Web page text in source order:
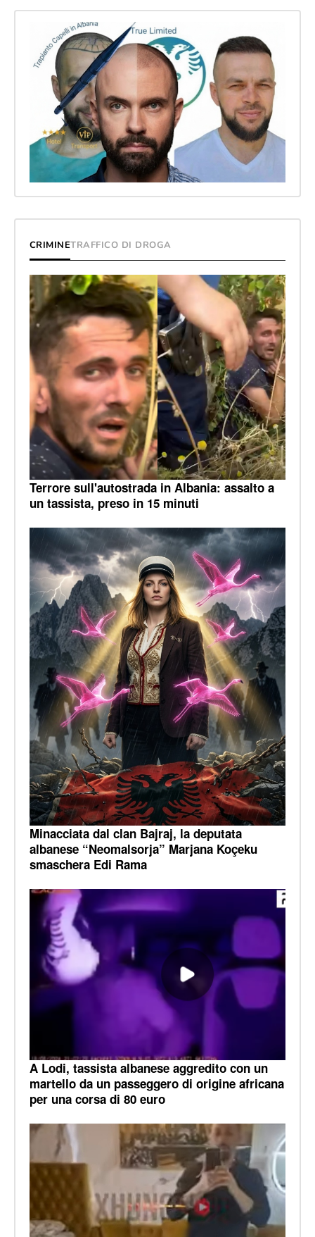
CRIMINETRAFFICO DI DROGA
Terrore sull'autostrada in Albania: assalto a
un tassista, preso in 15 minuti
Minacciata dal clan Bajraj, la deputata
albanese “Neomalsorja” Marjana Koçeku
smaschera Edi Rama
A Lodi, tassista albanese aggredito con un
martello da un passeggero di origine africana
per una corsa di 80 euro